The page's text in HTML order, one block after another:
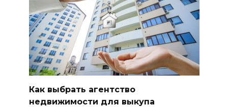
Как выбрать агентство
недвижимости для выкупа